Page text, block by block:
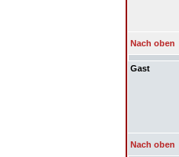
Nach oben
Gast
Nach oben